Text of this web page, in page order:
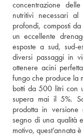
concentrazione
nutritivi necessari
profondi, composti
un eccellente
esposte a sud, sud-
diversi passaggi in
ottenere acini
fungo che produce la
botti da 500 litri con
supera mai il 5%.
prodotta in versione
segno di una qualità
motivo, quest’annata